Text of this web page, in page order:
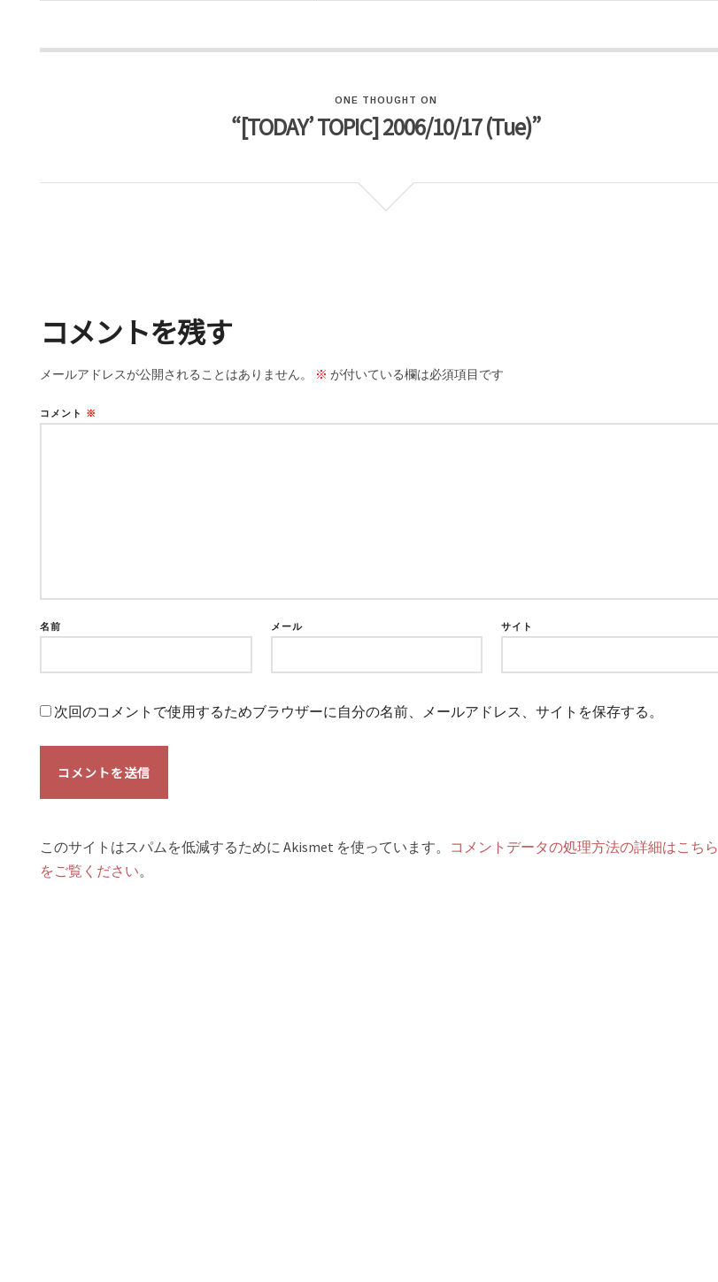
ONE THOUGHT ON
“[TODAY’ TOPIC] 2006/10/17 (Tue)”
コメントを残す
メールアドレスが公開されることはありません。 ※ が付いている欄は必須項目です
コメント ※
名前 メール サイト
次回のコメントで使用するためブラウザーに自分の名前、メールアドレス、サイトを保存する。
このサイトはスパムを低減するために Akismet を使っています。 コメントデータの処理方法の詳細はこちら
をご覧ください。